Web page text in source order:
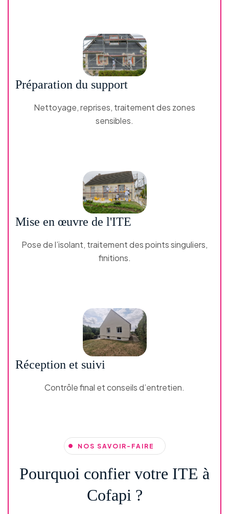
Préparation du support
Nettoyage, reprises, traitement des zones
sensibles.
Mise en œuvre de l'ITE
Pose de l’isolant, traitement des points singuliers,
finitions.
Réception et suivi
Contrôle final et conseils d’entretien.
Pourquoi confier votre ITE à
Cofapi ?
NOS SAVOIR-FAIRE